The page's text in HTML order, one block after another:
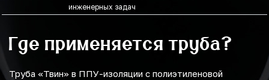
инженерных задач
Где применяется труба?
Труба «Твин» в ППУ-изоляции с полиэтиленовой